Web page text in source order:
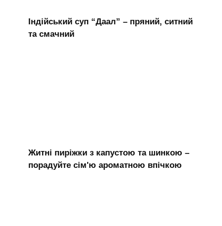
Індійський суп “Даал” – пряний, ситний
та смачний
Житні пиріжки з капустою та шинкою –
порадуйте сім'ю ароматною впічкою